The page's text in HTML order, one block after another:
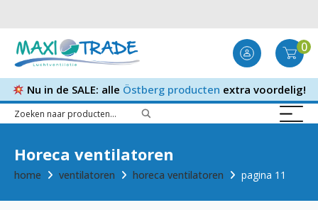
0
Nu in de SALE: alle Östberg producten extra voordelig!
Horeca ventilatoren
home ventilatoren horeca ventilatoren pagina 11